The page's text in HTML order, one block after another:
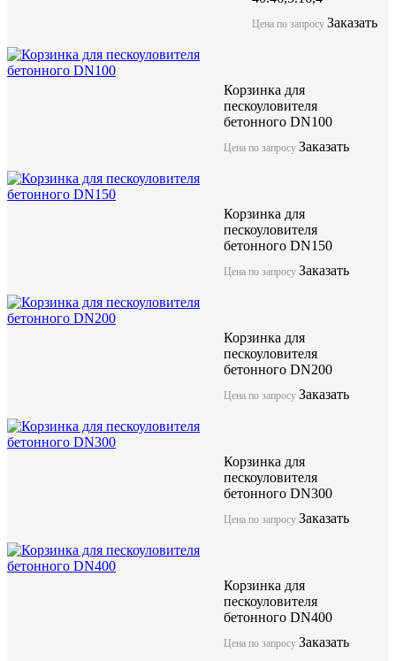
Компания ЖБИ "КубаньСпецБетон" предлагает лоток
Цена по запросу Заказать
Корзинка для
пескоуловителя
бетонного DN100
Цена по запросуЗаказать
Корзинка для
пескоуловителя
бетонного DN150
Цена по запросуЗаказать
Корзинка для
пескоуловителя
бетонного DN200
Цена по запросуЗаказать
Корзинка для
пескоуловителя
бетонного DN300
Цена по запросуЗаказать
Корзинка для
пескоуловителя
бетонного DN400
Цена по запросуЗаказать